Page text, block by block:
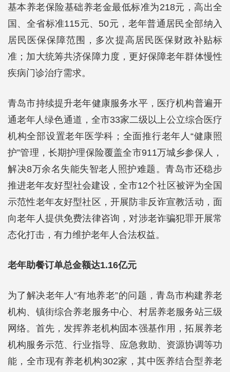
基本养老保险基础养老金最低标准为218元，高出全
国、全省标准115元、50元，老年普通居民全部纳入
居民医保保障范围，多次提高居民医保财政补贴标
准；加大统筹共济保障力度，更好保障老年群体慢性
疾病门诊治疗需求。
青岛市持续提升老年健康服务水平，医疗机构普遍开
通老年人绿色通道，全市33家二级以上公立综合医疗
机构全部设置老年医学科；全面推行老年人“健康照
护”管理，长期护理保险覆盖全市911万城乡参保人，
解决8万余名失能失智老人照护难题。青岛市还稳步
推进老年友好型社会建设，全市12个社区被评为全国
示范性老年友好型社区，开展防非反诈宣教活动，面
向老年人提供免费法律咨询，对涉老诈骗犯罪开展常
态化打击，有力维护老年人合法权益。
老年助餐订单总金额达1.16亿元
为了解决老年人“有地养老”的问题，青岛市构建养老
机构、镇街综合养老服务中心、村居养老服务站三级
网络。首先，发挥养老机构固本强基作用，拓展养老
机构服务示范、行业指导、应急救助、资源协调等功
能，全市现有养老机构302家，其中医养结合型养老